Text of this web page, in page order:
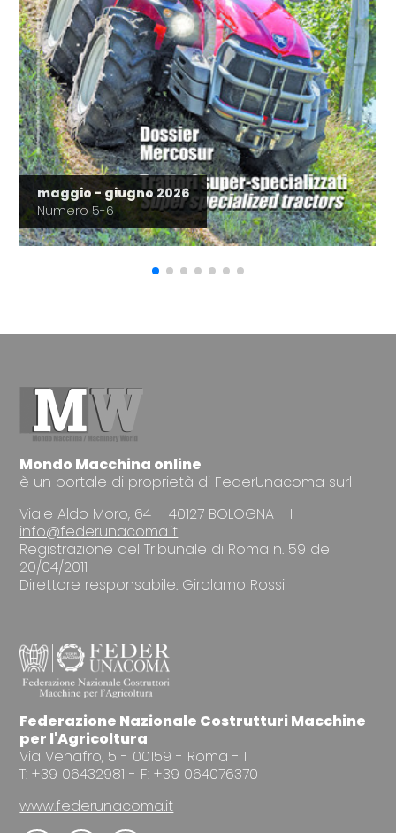
maggio - giugno 2026
Numero 5-6
Mondo Macchina online
è un portale di proprietà di FederUnacoma surl
Viale Aldo Moro, 64 – 40127 BOLOGNA - I
info@federunacoma.it
Registrazione del Tribunale di Roma n. 59 del
20/04/2011
Direttore responsabile: Girolamo Rossi
Federazione Nazionale Costrutturi Macchine
per l'Agricoltura
Via Venafro, 5 - 00159 - Roma - I
T: +39 06432981 - F: +39 064076370
www.federunacoma.it